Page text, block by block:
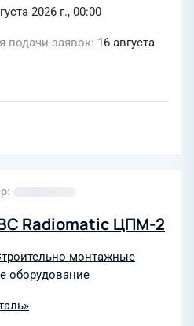
2026 г., 00:00
подачи заявок 16 августа
Radiomatic ЦПМ-2
монтажные
оборудование